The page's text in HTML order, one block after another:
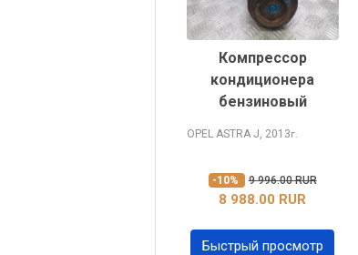
Компрессор
кондиционера
бензиновый
OPEL ASTRA J, 2013г.
-10% 9 996.00 RUR
8 988.00 RUR
Быстрый просмотр